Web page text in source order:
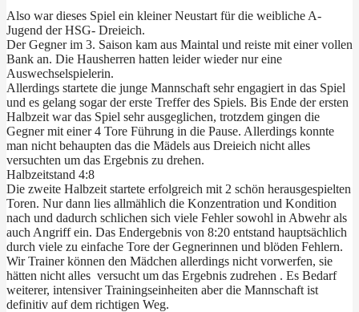
Also war dieses Spiel ein kleiner Neustart für die weibliche A-
Jugend der HSG- Dreieich.
Der Gegner im 3. Saison kam aus Maintal und reiste mit einer vollen
Bank an. Die Hausherren hatten leider wieder nur eine
Auswechselspielerin.
Allerdings startete die junge Mannschaft sehr engagiert in das Spiel
und es gelang sogar der erste Treffer des Spiels. Bis Ende der ersten
Halbzeit war das Spiel sehr ausgeglichen, trotzdem gingen die
Gegner mit einer 4 Tore Führung in die Pause. Allerdings konnte
man nicht behaupten das die Mädels aus Dreieich nicht alles
versuchten um das Ergebnis zu drehen.
Halbzeitstand 4:8
Die zweite Halbzeit startete erfolgreich mit 2 schön herausgespielten
Toren. Nur dann lies allmählich die Konzentration und Kondition
nach und dadurch schlichen sich viele Fehler sowohl in Abwehr als
auch Angriff ein. Das Endergebnis von 8:20 entstand hauptsächlich
durch viele zu einfache Tore der Gegnerinnen und blöden Fehlern.
Wir Trainer können den Mädchen allerdings nicht vorwerfen, sie
hätten nicht alles versucht um das Ergebnis zudrehen . Es Bedarf
weiterer, intensiver Trainingseinheiten aber die Mannschaft ist
definitiv auf dem richtigen Weg.